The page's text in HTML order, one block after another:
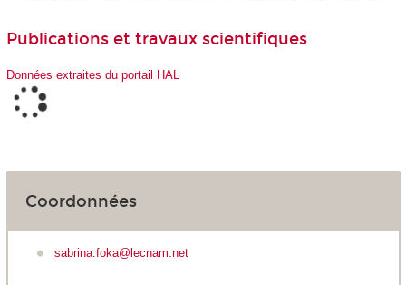
Publications et travaux scientifiques
Données extraites du portail HAL
Coordonnées
sabrina.foka@lecnam.net